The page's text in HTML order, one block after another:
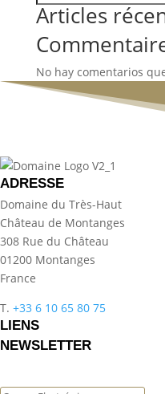
Articles
No hay comentarios
ADRESSE
Domaine du Très-Haut
Château de Montanges
308 Rue du Château
01200 Montanges
France
T. +33 6 10 65 80 75
LIENS
NEWSLETTER